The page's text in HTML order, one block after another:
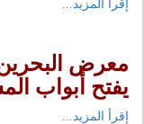
إقرأ المزيد...
معرض البحرين
يفتح أبواب
إقرأ المزيد...